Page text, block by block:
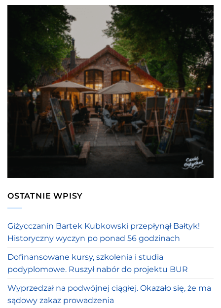
OSTATNIE WPISY
Giżycczanin Bartek Kubkowski przepłynął Bałtyk!
Historyczny wyczyn po ponad 56 godzinach
Dofinansowane kursy, szkolenia i studia
podyplomowe. Ruszył nabór do projektu BUR
Wyprzedzał na podwójnej ciągłej. Okazało się, że ma
sądowy zakaz prowadzenia